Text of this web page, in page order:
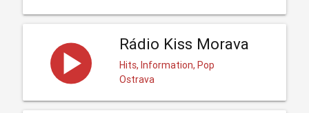
Rádio Kiss Morava
Hits, Information, Pop
Ostrava